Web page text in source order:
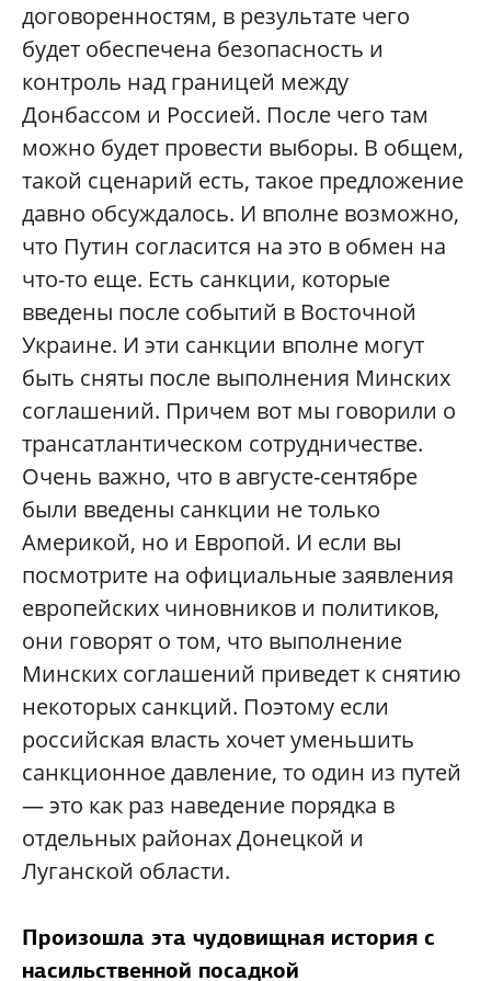
договоренностям, в результате чего
будет обеспечена безопасность и
контроль над границей между
Донбассом и Россией. После чего там
можно будет провести выборы. В общем,
такой сценарий есть, такое предложение
давно обсуждалось. И вполне возможно,
что Путин согласится на это в обмен на
что-то еще. Есть санкции, которые
введены после событий в Восточной
Украине. И эти санкции вполне могут
быть сняты после выполнения Минских
соглашений. Причем вот мы говорили о
трансатлантическом сотрудничестве.
Очень важно, что в августе-сентябре
были введены санкции не только
Америкой, но и Европой. И если вы
посмотрите на официальные заявления
европейских чиновников и политиков,
они говорят о том, что выполнение
Минских соглашений приведет к снятию
некоторых санкций. Поэтому если
российская власть хочет уменьшить
санкционное давление, то один из путей
— это как раз наведение порядка в
отдельных районах Донецкой и
Луганской области.
Произошла эта чудовищная история с
насильственной посадкой